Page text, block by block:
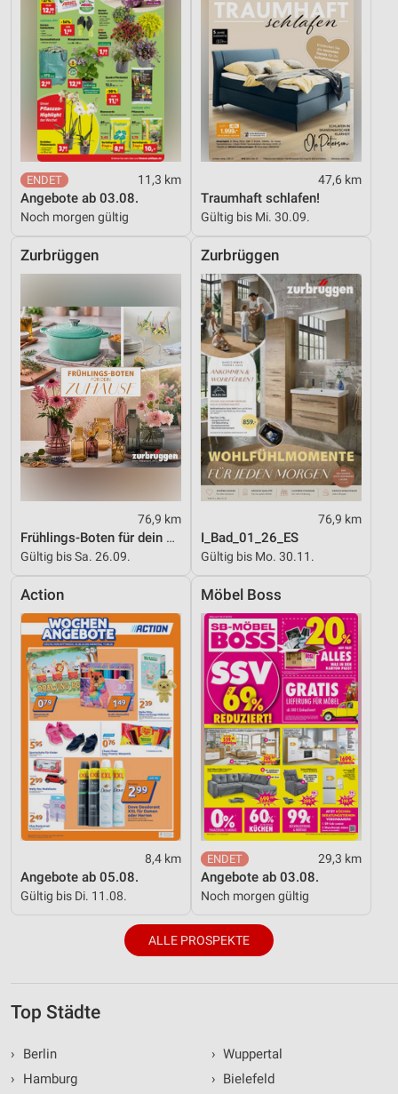
11,3 km
Angebote ab 03.08.
Noch morgen gültig
47,6 km
Traumhaft schlafen!
Gültig bis Mi. 30.09.
Zurbrüggen
76,9 km
Frühlings-Boten für dein Zuhause
Gültig bis Sa. 26.09.
Zurbrüggen
76,9 km
I_Bad_01_26_ES
Gültig bis Mo. 30.11.
Action
8,4 km
Angebote ab 05.08.
Gültig bis Di. 11.08.
Möbel Boss
29,3 km
Angebote ab 03.08.
Noch morgen gültig
ALLE PROSPEKTE
Top Städte
›
Berlin
›
Hamburg
› Wuppertal
› Bielefeld